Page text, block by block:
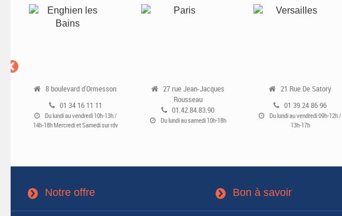
8 boulevard d'Ormesson
01 34 16 11 11
Du lundi au vendredi 10h-13h /
14h-18h Mercredi et Samedi sur rdv
27 rue Jean-Jacques
Rousseau
01.42.84.83.90
Du lundi au samedi 10h-18h
21 Rue De Satory
01 39 24 86 96
Du lundi au vendredi 09h-12h /
13h-17h
3 Notre offre 3 Bon à savoir